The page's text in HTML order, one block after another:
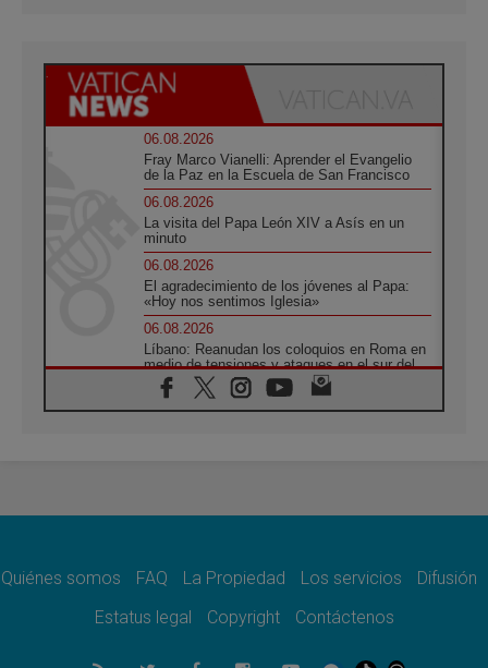
06.08.2026
Fray Marco Vianelli: Aprender el Evangelio
de la Paz en la Escuela de San Francisco
06.08.2026
La visita del Papa León XIV a Asís en un
minuto
06.08.2026
El agradecimiento de los jóvenes al Papa:
«Hoy nos sentimos Iglesia»
06.08.2026
Líbano: Reanudan los coloquios en Roma en
medio de tensiones y ataques en el sur del
país
06.08.2026
noticia para todo el Uruguay
León XIV: La revolución del Evangelio
06.08.2026
Quiénes somos FAQ La Propiedad Los servicios
Difusión
Estatus legal
Copyright Contáctenos